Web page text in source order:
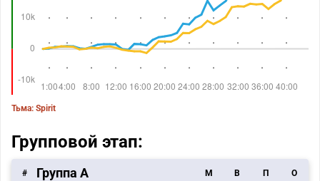
Тьма: Spirit
Групповой этап:
# Группа А M В П О